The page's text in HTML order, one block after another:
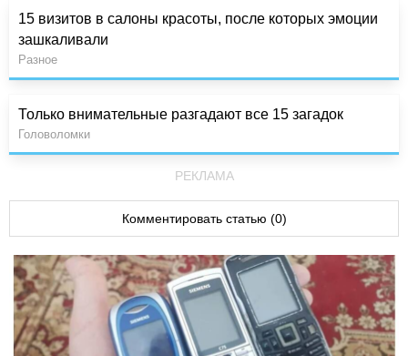
15 визитов в салоны красоты, после которых эмоции
зашкаливали
Разное
Только внимательные разгадают все 15 загадок
Головоломки
РЕКЛАМА
Комментировать статью (0)